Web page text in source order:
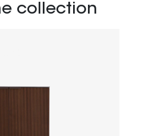
collection